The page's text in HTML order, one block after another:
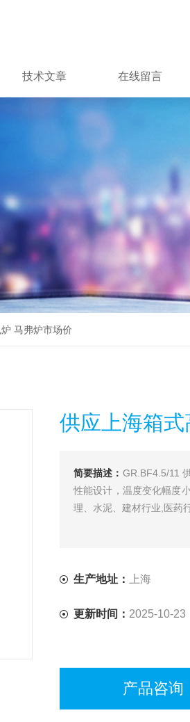
技术文章 在线留言
马弗炉市场价
供应上海箱
简要描述： GR.BF4.5/11
性能设计，温度变化幅度
理、水泥、建材行业,医药
生产地址： 上海
更新时间： 2025-10-23
产品咨询